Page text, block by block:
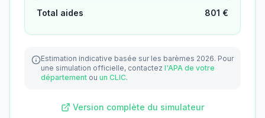
Total aides 801 €
Estimation indicative basée sur les barèmes 2026. Pour
une simulation officielle, contactez l'APA de votre
département ou un CLIC.
Version complète du simulateur